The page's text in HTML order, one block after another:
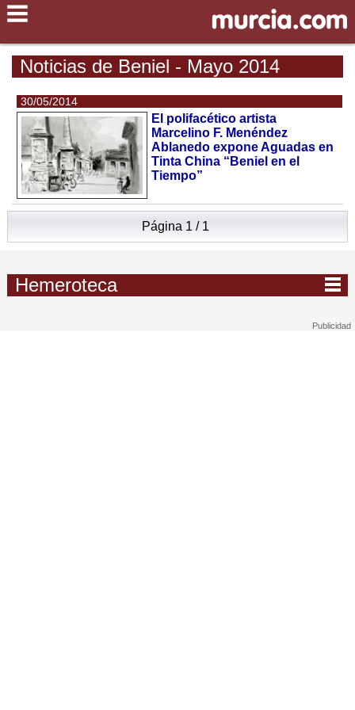
Noticias de Beniel - Mayo 2014
30/05/2014
El polifacético artista
Marcelino F. Menéndez
Ablanedo expone Aguadas en
Tinta China “Beniel en el
Tiempo”
Página 1 / 1
Hemeroteca